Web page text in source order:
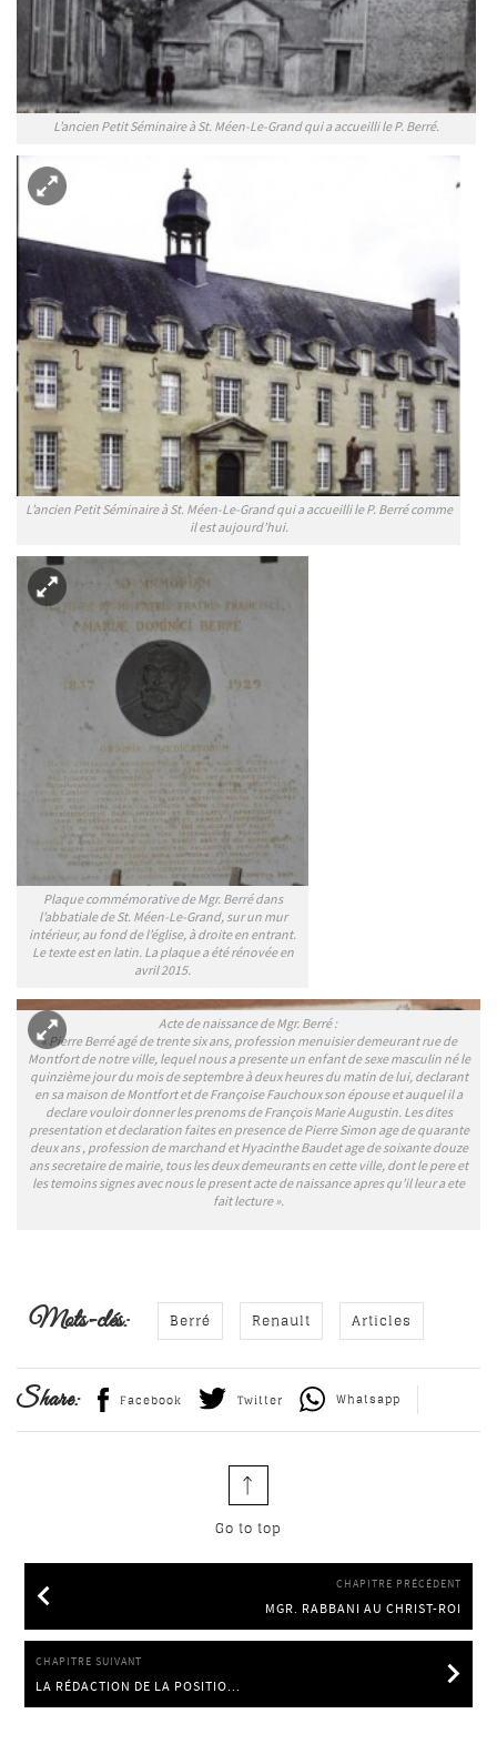
L’ancien Petit Séminaire à St. Méen-Le-Grand qui a accueilli le P. Berré.
L’ancien Petit Séminaire à St. Méen-Le-Grand qui a accueilli le P. Berré comme
il est aujourd’hui.
Plaque commémorative de Mgr. Berré dans
l’abbatiale de St. Méen-Le-Grand, sur un mur
intérieur, au fond de l’église, à droite en entrant.
Le texte est en latin. La plaque a été rénovée en
avril 2015.
Acte de naissance de Mgr. Berré :
« Pierre Berré agé de trente six ans, profession menuisier demeurant rue de
Montfort de notre ville, lequel nous a presente un enfant de sexe masculin né le
quinzième jour du mois de septembre à deux heures du matin de lui, declarant
en sa maison de Montfort et de Françoise Fauchoux son épouse et auquel il a
declare vouloir donner les prenoms de François Marie Augustin. Les dites
presentation et declaration faites en presence de Pierre Simon age de quarante
deux ans , profession de marchand et Hyacinthe Baudet age de soixante douze
ans secretaire de mairie, tous les deux demeurants en cette ville, dont le pere et
les temoins signes avec nous le present acte de naissance apres qu’il leur a ete
fait lecture ».
Mots-clés: Berré Renault Articles
Share: Facebook Twitter Whatsapp
Go to top
CHAPITRE PRÉCÉDENT
MGR. RABBANI AU CHRIST-ROI
MGR. RABBANI AU CHRIST-ROI
CHAPITRE SUIVANT
LA RÉDACTION DE LA POSITIO...
LA RÉDACTION DE LA POSITIO AVANCE À PAS LENTS